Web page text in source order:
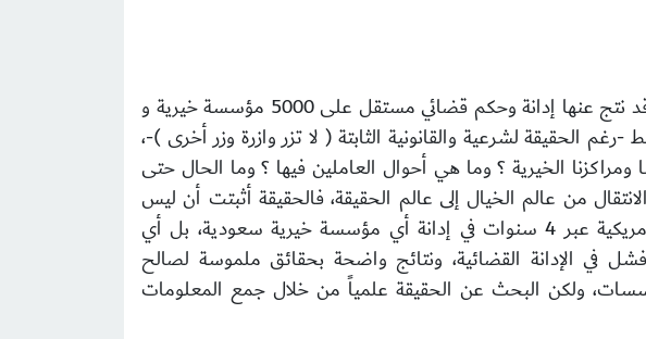
قد نتج عنها إدانة وحكم قضائي مستقل على 5000 مؤسسة خيرية و
أو حتى ( 50 ) أو أقل من ذلك ( 5) مؤسسات فقط -رغم الحقيقة لشرعية والقانونية الثابتة ( لا تزر وازرة وزر أخرى )-،
الخيرية ؟ وما هي أحوال العاملين فيها ؟ وما الحال حتى
من عالم الخيال إلى عالم الحقيقة، فالحقيقة أثبتت أن ليس
هناك أدلة تناقش فيها الصحة من عدمها، أو الخطأ من الصواب حينما فشلت الإدارة الأمريكية عبر 4 سنوات في إدانة أي مؤسسة خيرية سعودية، بل أي
في الإدانة القضائية، ونتائج واضحة بحقائق ملموسة لصالح
ولكن البحث عن الحقيقة علمياً من خلال جمع المعلومات